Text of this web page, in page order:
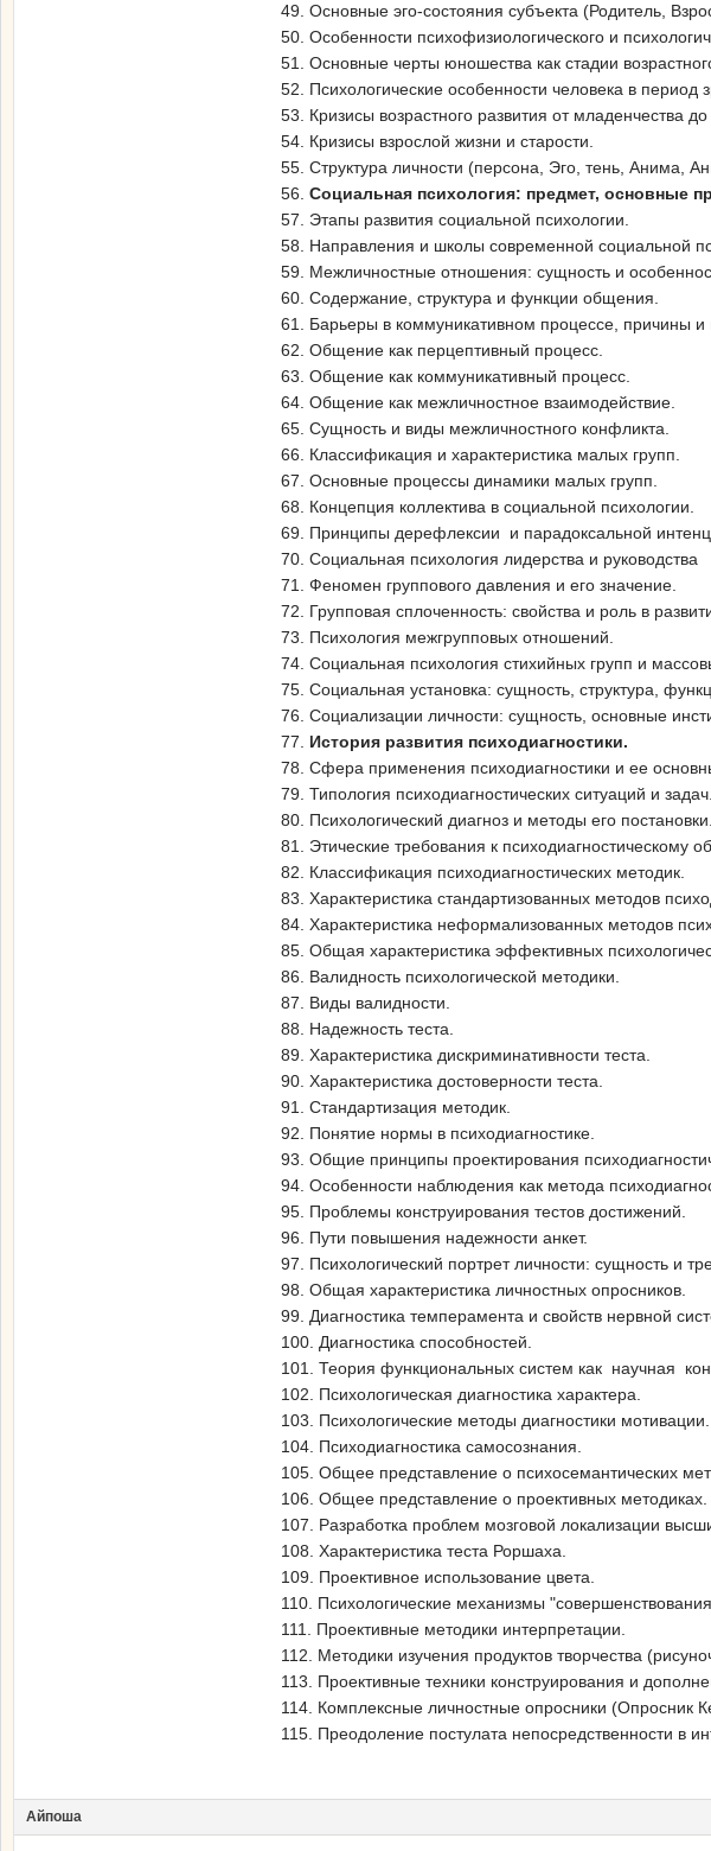
49. Основные эго-состояния субъекта (Родитель,
50. Особенности психофизиологического и
51. Основные черты юношества как стадии
52. Психологические особенности человека в период
53. Кризисы возрастного развития от младенчества
54. Кризисы взрослой жизни и старости.
55. Структура личности (персона, Эго, тень, Анима,
56. Социальная психология: предмет, основные
57. Этапы развития социальной психологии.
58. Направления и школы современной социальной
59. Межличностные отношения: сущность и
60. Содержание, структура и функции общения.
61. Барьеры в коммуникативном процессе, причины и
62. Общение как перцептивный процесс.
63. Общение как коммуникативный процесс.
64. Общение как межличностное взаимодействие.
65. Сущность и виды межличностного конфликта.
66. Классификация и характеристика малых групп.
67. Основные процессы динамики малых групп.
68. Концепция коллектива в социальной психологии.
69. Принципы дерефлексии и парадоксальной
70. Социальная психология лидерства и руководства
71. Феномен группового давления и его значение.
72. Групповая сплоченность: свойства и роль в
73. Психология межгрупповых отношений.
74. Социальная психология стихийных групп и
75. Социальная установка: сущность, структура,
76. Социализации личности: сущность, основные
77. История развития психодиагностики.
78. Сфера применения психодиагностики и ее
79. Типология психодиагностических ситуаций и задач.
80. Психологический диагноз и методы его постановки.
81. Этические требования к психодиагностическому
82. Классификация психодиагностических методик.
83. Характеристика стандартизованных методов
84. Характеристика неформализованных методов
85. Общая характеристика эффективных
86. Валидность психологической методики.
87. Виды валидности.
88. Надежность теста.
89. Характеристика дискриминативности теста.
90. Характеристика достоверности теста.
91. Стандартизация методик.
92. Понятие нормы в психодиагностике.
93. Общие принципы проектирования
94. Особенности наблюдения как метода
95. Проблемы конструирования тестов достижений.
96. Пути повышения надежности анкет.
97. Психологический портрет личности: сущность и
98. Общая характеристика личностных опросников.
99. Диагностика темперамента и свойств нервной
100. Диагностика способностей.
101. Теория функциональных систем как научная
102. Психологическая диагностика характера.
103. Психологические методы диагностики мотивации.
104. Психодиагностика самосознания.
105. Общее представление о психосемантических
106. Общее представление о проективных методиках.
107. Разработка проблем мозговой локализации
108. Характеристика теста Роршаха.
109. Проективное использование цвета.
110. Психологические механизмы
111. Проективные методики интерпретации.
112. Методики изучения продуктов творчества
113. Проективные техники конструирования и
114. Комплексные личностные опросники (Опросник
115. Преодоление постулата непосредственности в
Айпоша